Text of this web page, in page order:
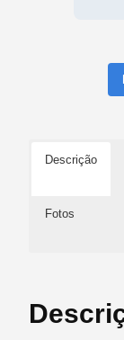
Descrição
Fotos